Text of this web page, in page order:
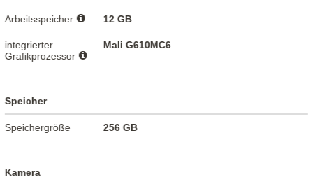
Arbeitsspeicher 12 GB
integrierter
Grafikprozessor
Mali G610MC6
Speicher
Speichergröße 256 GB
Kamera